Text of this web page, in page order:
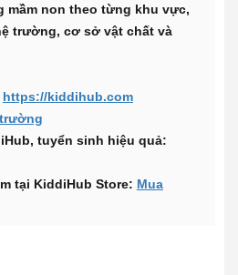
mầm non theo từng khu vực,
trường, cơ sở vật chất và
https://kiddihub.com
tuyển sinh hiệu quả:
tại KiddiHub Store: Mua